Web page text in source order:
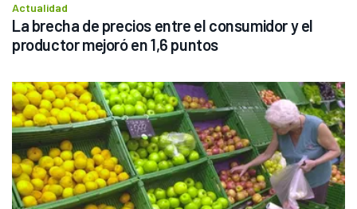
Actualidad
La brecha de precios entre el consumidor y el